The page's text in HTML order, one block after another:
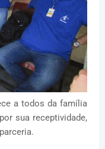
a todos da família
sua receptividade,